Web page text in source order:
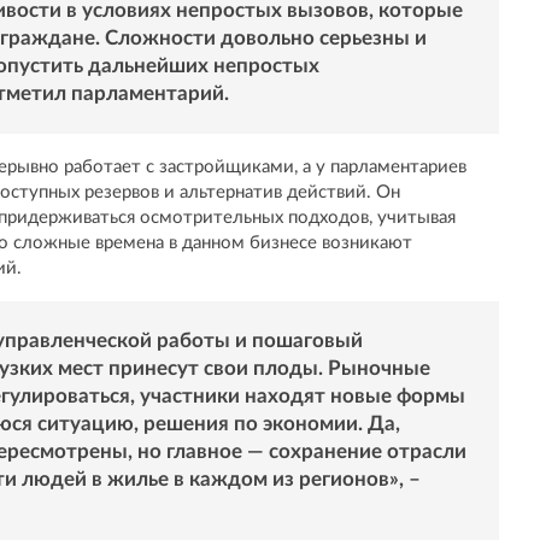
в условиях непростых вызовов, которые
Сложности довольно серьезны и
дальнейших непростых
парламентарий.
работает с застройщиками, а у парламентариев
резервов и альтернатив действий. Он
осмотрительных подходов, учитывая
времена в данном бизнесе возникают
работы и пошаговый
мест принесут свои плоды. Рыночные
участники находят новые формы
ситуацию, решения по экономии. Да,
но главное — сохранение отрасли
людей в жилье в каждом из регионов», –